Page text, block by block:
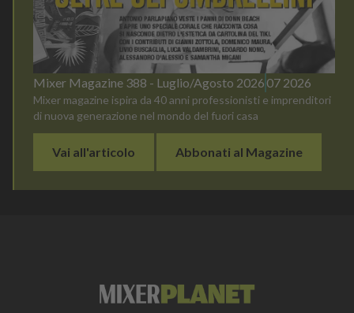
Mixer Magazine 388 - Luglio/Agosto 2026 07 2026
Mixer magazine ispira da 40 anni professionisti e imprenditori
di nuova generazione nel mondo del fuori casa
Vai all'articolo Abbonati al Magazine